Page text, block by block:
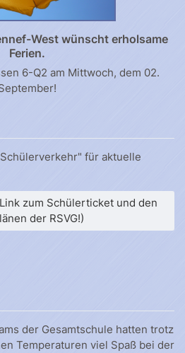
West wünscht erholsame
Ferien.
6-Q2 am Mittwoch, dem 02.
für aktuelle
zum Schülerticket und den
der RSVG!)
der Gesamtschule hatten trotz
Temperaturen viel Spaß bei der